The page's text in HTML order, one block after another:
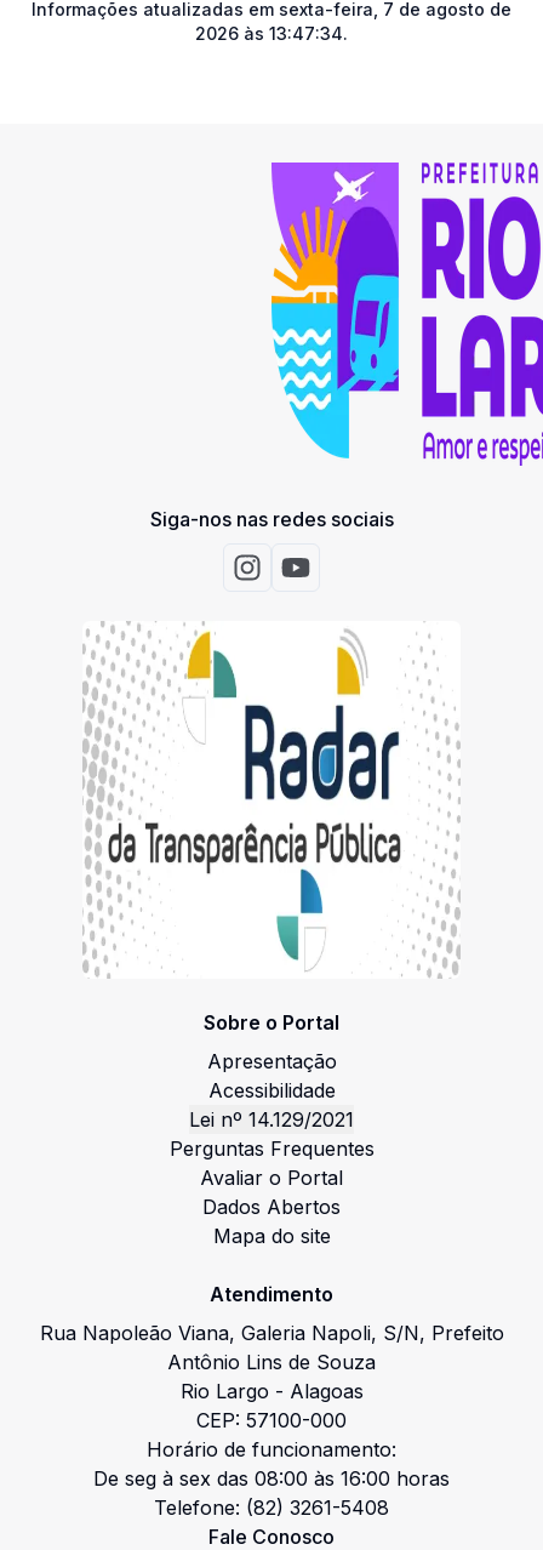
Informações atualizadas em sexta-feira, 7 de agosto de
2026 às 13:47:34.
Siga-nos nas redes sociais
Acessar Instagram
Acessar Youtube
Sobre o Portal
Apresentação
Acessibilidade
Lei nº 14.129/2021
Perguntas Frequentes
Avaliar o Portal
Dados Abertos
Mapa do site
Atendimento
Rua Napoleão Viana, Galeria Napoli, S/N, Prefeito
Antônio Lins de Souza
Rio Largo - Alagoas
CEP: 57100-000
Horário de funcionamento:
De seg à sex das 08:00 às 16:00 horas
Telefone: (82) 3261-5408
Fale Conosco